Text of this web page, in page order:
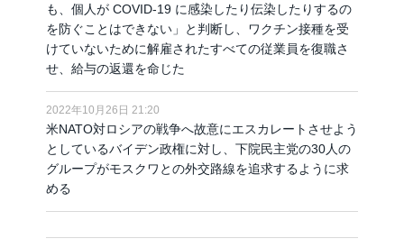
も、個人が COVID-19 に感染したり伝染したりするの
を防ぐことはできない」と判断し、ワクチン接種を受
けていないために解雇されたすべての従業員を復職さ
せ、給与の返還を命じた
2022年10月26日 21:20
米NATO対ロシアの戦争へ故意にエスカレートさせよう
としているバイデン政権に対し、下院民主党の30人の
グループがモスクワとの外交路線を追求するように求
める